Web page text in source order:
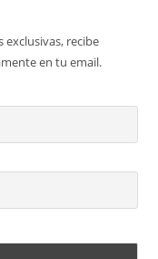
recibe
en tu email.